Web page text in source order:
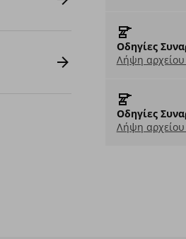
Οδηγίες
Λήψη αρχείου
Οδηγίες
Λήψη αρχείου